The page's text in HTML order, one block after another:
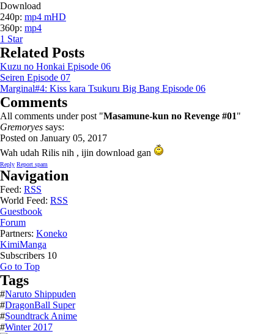
Download
240p: mp4 mHD
360p: mp4
1 Star
Related Posts
Kuzu no Honkai Episode 06
Seiren Episode 07
Marginal#4: Kiss kara Tsukuru Big Bang Episode 06
Comments
All comments under post "Masamune-kun no Revenge #01"
Gremoryes says:
Posted on January 05, 2017
Wah udah Rilis nih , ijin download gan
Reply Report spam
Navigation
Feed: RSS
World Feed: RSS
Guestbook
Forum
Partners: Koneko
KimiManga
Subscribers 10
Go to Top
Tags
#Naruto Shippuden
#DragonBall Super
#Soundtrack Anime
#Winter 2017